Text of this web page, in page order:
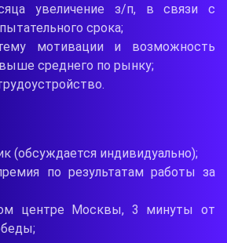
увеличение з/п, в связи с
срока;
мотивации и возможность
среднего по рынку;
(обсуждается индивидуально);
по результатам работы за
центре Москвы, 3 минуты от